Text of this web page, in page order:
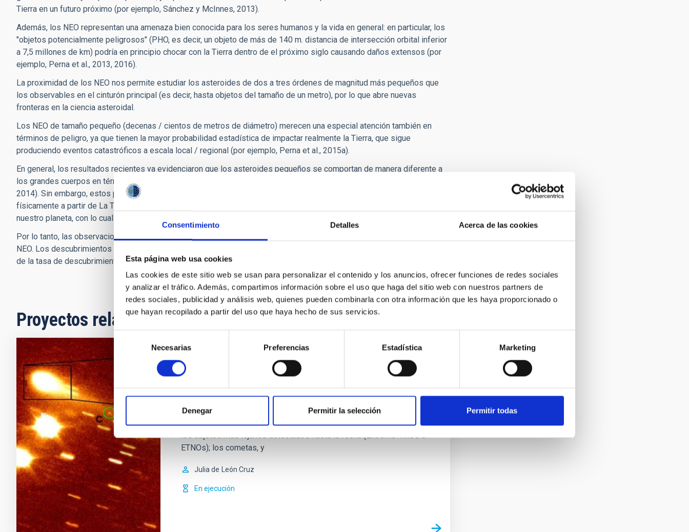
Consentimiento Detalles Acerca de las cookies
Esta página web usa cookies
Las cookies de este sitio web se usan para personalizar el contenido y los anuncios, ofrecer funciones de redes sociales
y analizar el tráfico. Además, compartimos información sobre el uso que haga del sitio web con nuestros partners de
redes sociales, publicidad y análisis web, quienes pueden combinarla con otra información que les haya proporcionado o
que hayan recopilado a partir del uso que haya hecho de sus servicios.
consentimiento
Necesarias Preferencias Estadística Marketing
Denegar Permitir la selección Permitir todas
Tierra en un futuro próximo (por ejemplo, Sánchez y McInnes, 2013).
Además, los NEO representan una amenaza bien conocida para los seres humanos y la vida en general: en particular, los
"objetos potencialmente peligrosos" (PHO, es decir, un objeto de más de 140 m. distancia de intersección orbital inferior
a 7,5 millones de km) podría en principio chocar con la Tierra dentro de el próximo siglo causando daños extensos (por
ejemplo, Perna et al., 2013, 2016).
La proximidad de los NEO nos permite estudiar los asteroides de dos a tres órdenes de magnitud más pequeños que
los observables en el cinturón principal (es decir, hasta objetos del tamaño de un metro), por lo que abre nuevas
fronteras en la ciencia asteroidal.
Los NEO de tamaño pequeño (decenas / cientos de metros de diámetro) merecen una especial atención también en
términos de peligro, ya que tienen la mayor probabilidad estadística de impactar realmente la Tierra, que sigue
produciendo eventos catastróficos a escala local / regional (por ejemplo, Perna et al., 2015a).
En general, los resultados recientes ya evidenciaron que los asteroides pequeños se comportan de manera diferente a
los grandes cuerpos en términos de propiedades de rotación (Statler et al., 2013) y generación de regolito (Delbo et al.,
2014). Sin embargo, estos pequeños asteroides se vuelven lo suficientemente brillantes como para caracterizarse
físicamente a partir de La Tierra solo por períodos de tiempo muy limitados, coincidiendo con sus acercamientos con
nuestro planeta, con lo cual podrían pasar desapercibidos durante años o incluso décadas.
Por lo tanto, las observaciones de dichos organismos son necesarias para mantenerse al día con la tendencia actual de
NEO. Los descubrimientos hacia objetos de tamaño pequeño evitan, por lo tanto, dejar la tasa de caracterización detrás
de la tasa de descubrimiento.
Proyectos relacionados
Pequeños Cuerpos del Sistema Solar
Este Proyecto estudia las propiedades físicas y composicionales de
los llamados pequeños cuerpos del Sistema Solar, que incluyen
asteroides, objetos helados y cometas. Entre los grupos de mayor
interés destacan los objetos trans-neptunianos (TNOs), incluyendo
los objetos más lejanos detectados hasta la fecha (Extreme-TNOs o
ETNOs); los cometas, y
Julia de León Cruz
En ejecución